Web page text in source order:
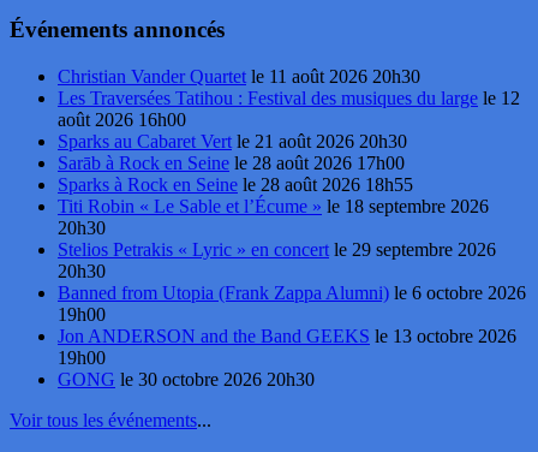
Événements annoncés
Christian Vander Quartet le 11 août 2026 20h30
Les Traversées Tatihou : Festival des musiques du large le 12
août 2026 16h00
Sparks au Cabaret Vert le 21 août 2026 20h30
Sarāb à Rock en Seine le 28 août 2026 17h00
Sparks à Rock en Seine le 28 août 2026 18h55
Titi Robin « Le Sable et l’Écume » le 18 septembre 2026
20h30
Stelios Petrakis « Lyric » en concert le 29 septembre 2026
20h30
Banned from Utopia (Frank Zappa Alumni) le 6 octobre 2026
19h00
Jon ANDERSON and the Band GEEKS le 13 octobre 2026
19h00
GONG le 30 octobre 2026 20h30
Voir tous les événements...